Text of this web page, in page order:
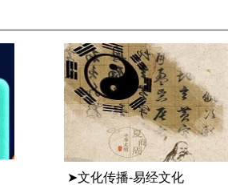
➤文化传播-易经文化